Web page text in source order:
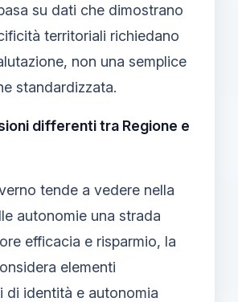
su dati che dimostrano
territoriali richiedano
non una semplice
standardizzata.
differenti tra Regione e
tende a vedere nella
autonomie una strada
efficacia e risparmio, la
elementi
di identità e autonomia